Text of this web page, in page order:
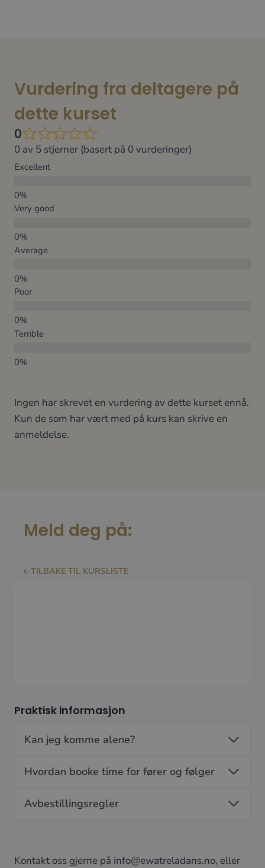
Vurdering fra deltagere på
dette kurset
0
0 av 5 stjerner (basert på 0 vurderinger)
Excellent
Very good
Average
Poor
Terrible
Ingen har skrevet en vurdering av dette kurset ennå.
Kun de som har vært med på kurs kan skrive en
anmeldelse.
Meld deg på:
TILBAKE TIL KURSLISTE
Praktisk informasjon
Kan jeg komme alene?
Hvordan booke time for fører og følger
Avbestillingsregler
Kontakt oss gjerne på info@ewatreladans.no, eller